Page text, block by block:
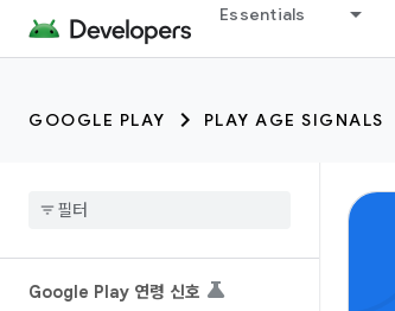
Essentials
GOOGLE PLAY PLAY AGE SIGNALS
Google Play 연령 신호